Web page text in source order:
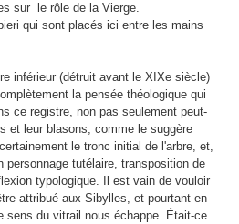
sur le rôle de la Vierge.
qui sont placés ici entre les mains
inférieur (détruit avant le XIXe siècle)
la pensée théologique qui
ce registre, non pas seulement peut-
et leur blasons, comme le suggère
le tronc initial de l'arbre, et,
personnage tutélaire, transposition de
typologique. Il est vain de vouloir
attribué aux Sibylles, et pourtant en
sens du vitrail nous échappe. Était-ce